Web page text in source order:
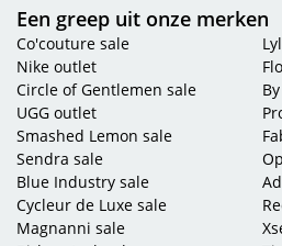
De collectie vanGabor
is naast erg mooi ook
Heels maar zeker wel heel stijlvol. Gabor
doelgroep aan dus jong en oud kan slagen in deze
Dé pump outlet van Nederland
Of je nu op zoek bent naar rode
Je vindt ze bij To Be Dressed. Wij bieden je, in
pumps
van alleen maar topmerken en dat tegen
Naast pumps bieden wij nog veel meer schoenen
Een greep uit onze merken
Co'couture sale
Nike outlet
Circle of Gentlemen sale
UGG outlet
Smashed Lemon sale
Sendra sale
Blue Industry sale
Cycleur de Luxe sale
Magnanni sale